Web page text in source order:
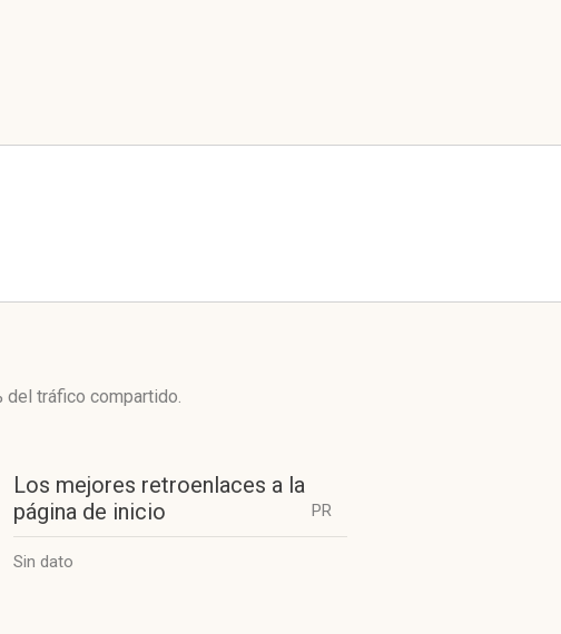
del tráfico compartido.
Los mejores retroenlaces a la
página de inicio
PR
Sin dato